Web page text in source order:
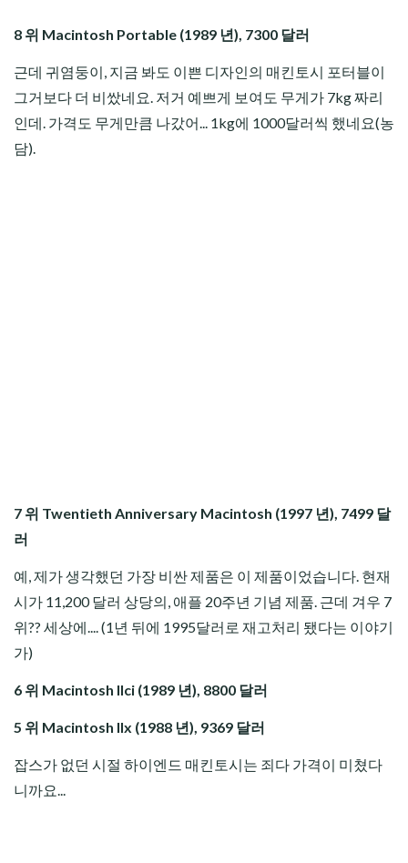
8 위 Macintosh Portable (1989 년), 7300 달러
근데 귀염둥이, 지금 봐도 이쁜 디자인의 매킨토시 포터블이
그거보다 더 비쌌네요. 저거 예쁘게 보여도 무게가 7kg 짜리
인데. 가격도 무게만큼 나갔어... 1kg에 1000달러씩 했네요(농
담).
7 위 Twentieth Anniversary Macintosh (1997 년), 7499 달
러
예, 제가 생각했던 가장 비싼 제품은 이 제품이었습니다. 현재
시가 11,200 달러 상당의, 애플 20주년 기념 제품. 근데 겨우 7
위?? 세상에.... (1년 뒤에 1995달러로 재고처리 됐다는 이야기
가)
6 위 Macintosh IIci (1989 년), 8800 달러
5 위 Macintosh IIx (1988 년), 9369 달러
잡스가 없던 시절 하이엔드 매킨토시는 죄다 가격이 미쳤다
니까요...